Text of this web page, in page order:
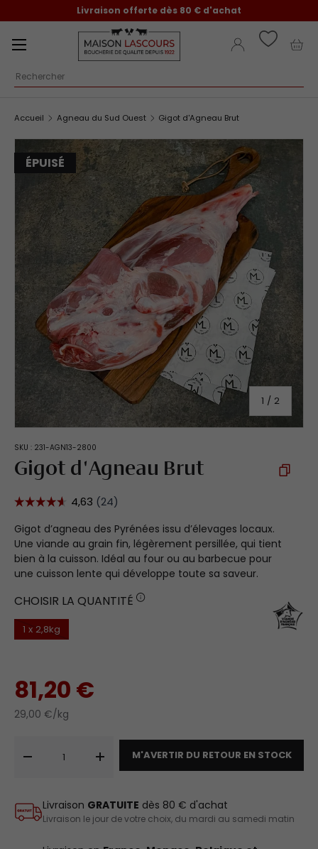
Aller au contenu
Livraison offerte dès 80 € d'achat
Recherche
Se connecter
Menu
Accueil Agneau du Sud Ouest Gigot d'Agneau Brut
ÉPUISÉ
1 / de
2
SKU : 231-AGN13-2800
Gigot d'Agneau Brut
Gigot d’agneau des Pyrénées issu d’élevages locaux.
Une viande au grain fin, légèrement persillée, qui tient
bien à la cuisson. Idéal au four ou au barbecue pour
une cuisson lente qui développe toute sa saveur.
CHOISIR LA QUANTITÉ
1 x 2,8kg
81,20 €
29,00 €/kg
-
+ M'AVERTIR DU RETOUR EN STOCK
Livraison GRATUITE dès 80 € d'achat
Livraison le jour de votre choix, du mardi au samedi matin